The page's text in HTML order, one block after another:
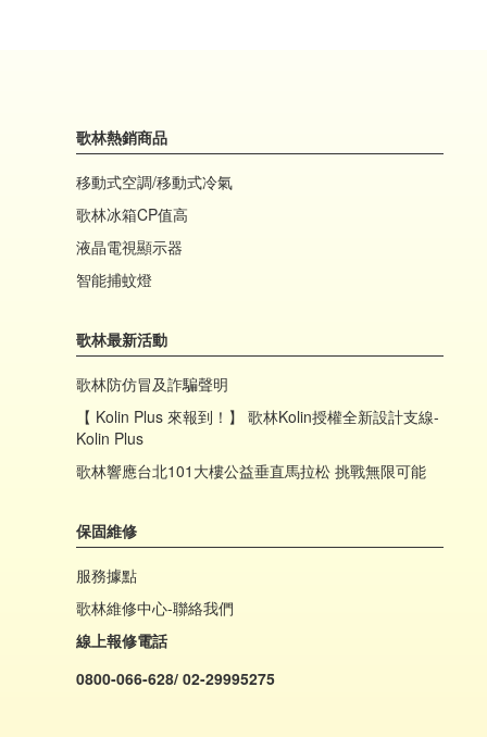
歌林熱銷商品
移動式空調/移動式冷氣
歌林冰箱CP值高
液晶電視顯示器
智能捕蚊燈
歌林最新活動
歌林防仿冒及詐騙聲明
【 Kolin Plus 來報到！】 歌林Kolin授權全新設計支線-
Kolin Plus
歌林響應台北101大樓公益垂直馬拉松 挑戰無限可能
保固維修
服務據點
歌林維修中心-聯絡我們
線上報修電話
0800-066-628/ 02-29995275